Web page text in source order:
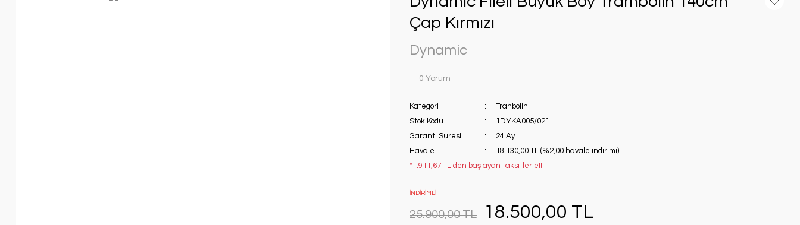
Çap Kırmızı
Dynamic
0 Yorum
Kategori
Tranbolin
Stok Kodu
1DYKA005/021
Garanti Süresi
24 Ay
Havale
18.130,00 TL (%2,00 havale indirimi)
*1.911,67 TL den başlayan taksitlerle!!
İNDİRİMLİ
25.900,00 TL 18.500,00 TL